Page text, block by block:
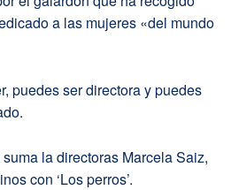
a las mujeres «del mundo
puedes ser directora y puedes
la directoras Marcela Saiz,
con ‘Los perros’.